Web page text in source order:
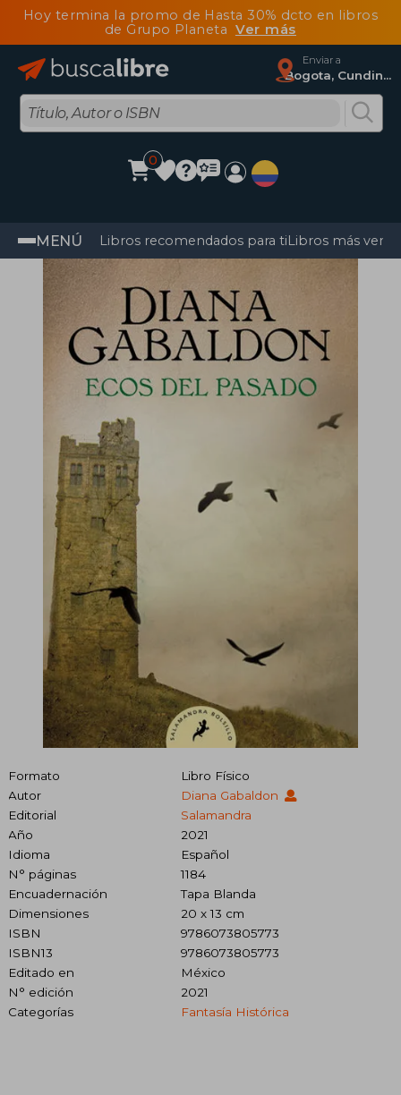
Hoy termina la promo de Hasta 30% dcto en libros
de Grupo Planeta Ver más
Enviar a
Bogota, Cundinamarca
0
MENÚ Libros recomendados para tiLibros más
Formato
Libro Físico
Autor
Diana Gabaldon
Editorial
Salamandra
Año
2021
Idioma
Español
N° páginas
1184
Encuadernación
Tapa Blanda
Dimensiones
20 x 13 cm
ISBN
9786073805773
ISBN13
9786073805773
Editado en
México
N° edición
2021
Categorías
Fantasía Histórica